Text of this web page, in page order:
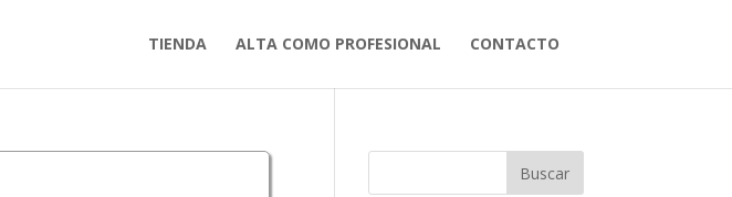
TIENDA ALTA COMO PROFESIONAL CONTACTO